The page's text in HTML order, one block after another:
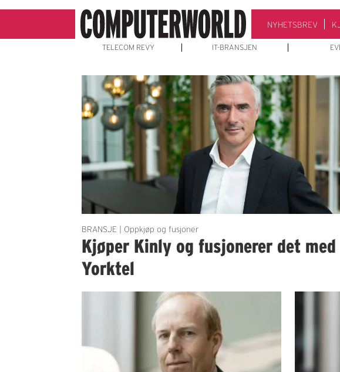
NYHETSBREV
TELECOM REVY IT-BRANSJEN
BRANSJE | Oppkjøp og fusjoner
Kjøper Kinly og fusjonerer det med
Yorktel